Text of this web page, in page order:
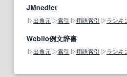
JMnedict
出典元 索引 用語索引 ランキ
Weblio例文辞書
出典元 索引 用語索引 ランキ